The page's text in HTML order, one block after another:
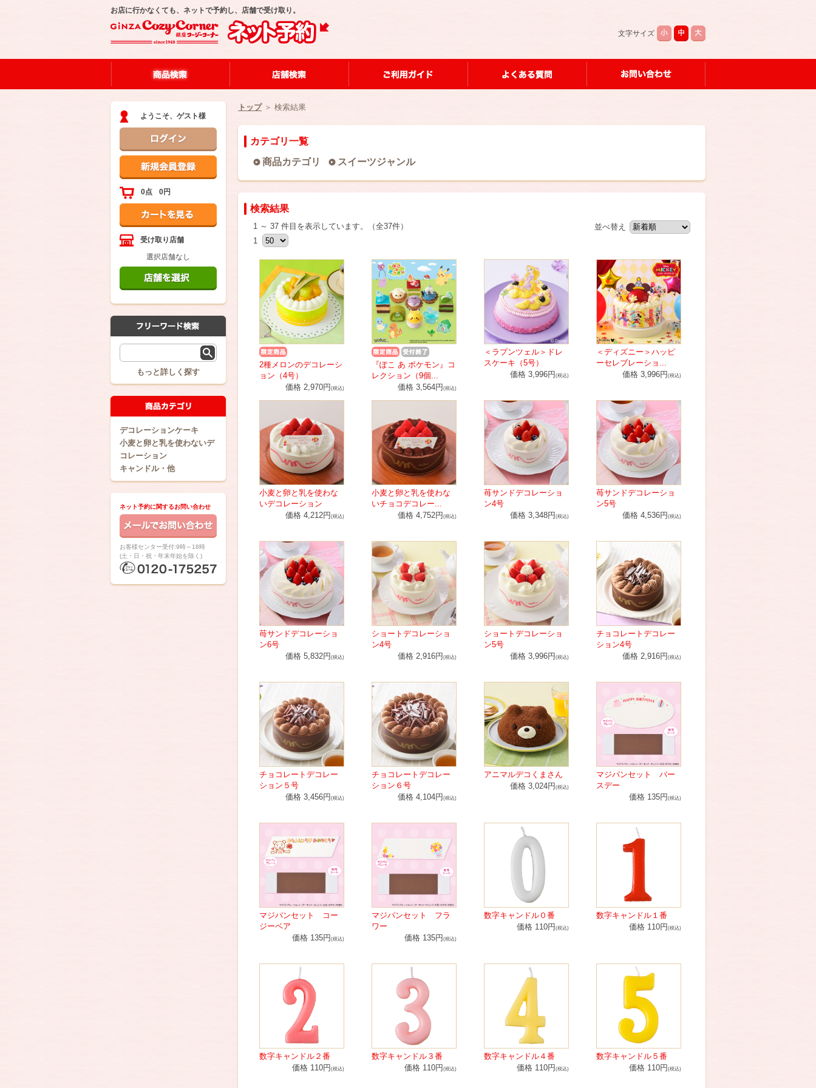
お店に行かなくても、ネットで予約し、店舗で受け取り。
文字サイズ
ようこそ、ゲスト様
0点 0円
受け取り店舗
選択店舗なし
もっと詳しく探す
デコレーションケーキ
小麦と卵と乳を使わないデ
コレーション
キャンドル・他
ネット予約に関するお問い合わせ
お客様センター受付:9時～18時
(土・日・祝・年末年始を除く)
トップ ＞ 検索結果
カテゴリ一覧
商品カテゴリ
スイーツジャンル
検索結果
1 ～ 37 件目を表示しています。（全37件）
並べ替え
1
2種メロンのデコレーシ
ョン（4号）
価格 2,970円 (税込)
『ぽこ あ ポケモン』コ
レクション（9個...
価格 3,564円 (税込)
＜ラプンツェル＞ドレ
スケーキ（5号）
価格 3,996円 (税込)
＜ディズニー＞ハッピ
ーセレブレーショ...
価格 3,996円 (税込)
小麦と卵と乳を使わな
いデコレーション
価格 4,212円 (税込)
小麦と卵と乳を使わな
いチョコデコレー...
価格 4,752円 (税込)
苺サンドデコレーショ
ン4号
価格 3,348円 (税込)
苺サンドデコレーショ
ン5号
価格 4,536円 (税込)
苺サンドデコレーショ
ン6号
価格 5,832円 (税込)
ショートデコレーショ
ン4号
価格 2,916円 (税込)
ショートデコレーショ
ン5号
価格 3,996円 (税込)
チョコレートデコレー
ション4号
価格 2,916円 (税込)
チョコレートデコレー
ション５号
価格 3,456円 (税込)
チョコレートデコレー
ション６号
価格 4,104円 (税込)
アニマルデコくまさん
価格 3,024円 (税込)
マジパンセット バー
スデー
価格 135円 (税込)
マジパンセット コー
ジーベア
価格 135円 (税込)
マジパンセット フラ
ワー
価格 135円 (税込)
数字キャンドル０番
価格 110円 (税込)
数字キャンドル１番
価格 110円 (税込)
数字キャンドル２番
価格 110円 (税込)
数字キャンドル３番
価格 110円 (税込)
数字キャンドル４番
価格 110円 (税込)
数字キャンドル５番
価格 110円 (税込)